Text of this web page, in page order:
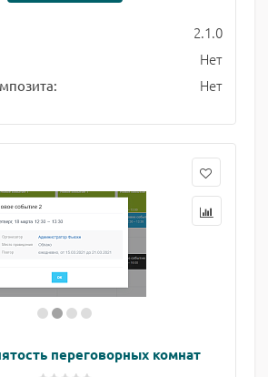
2.1.0
Нет
Нет
переговорных комнат